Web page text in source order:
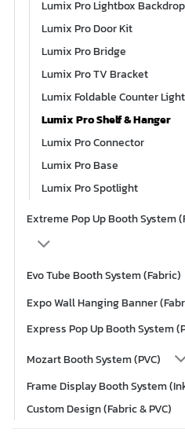
Lumix Pro Lightbox Backdrop
Lumix Pro Door Kit
Lumix Pro Bridge
Lumix Pro TV Bracket
Lumix Foldable Counter
Lumix Pro Shelf & Hanger
Lumix Pro Connector
Lumix Pro Base
Lumix Pro Spotlight
Extreme Pop Up Booth System
Evo Tube Booth System (Fabric)
Expo Wall Hanging Banner
Express Pop Up Booth System
Mozart Booth System (PVC)
Frame Display Booth System
Custom Design (Fabric & PVC)